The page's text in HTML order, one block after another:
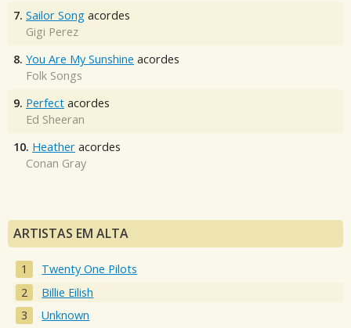
7. Sailor Song acordes
Gigi Perez
8. You Are My Sunshine acordes
Folk Songs
9. Perfect acordes
Ed Sheeran
10. Heather acordes
Conan Gray
ARTISTAS EM ALTA
Twenty One Pilots
Billie Eilish
Unknown